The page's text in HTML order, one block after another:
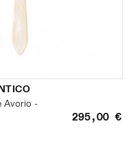
Avorio -
295,00 €